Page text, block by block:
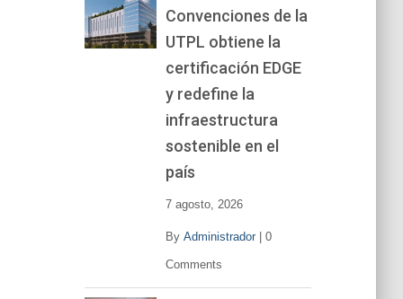
Convenciones de la
UTPL obtiene la
certificación EDGE
y redefine la
infraestructura
sostenible en el
país
7 agosto, 2026
By Administrador| 0
Comments